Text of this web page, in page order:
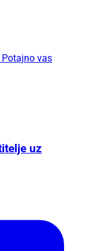
vas
uz